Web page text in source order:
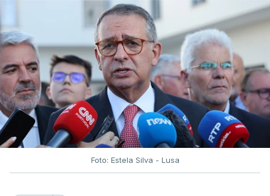
Foto: Estela Silva - Lusa